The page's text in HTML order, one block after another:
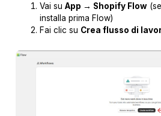
Vai su App → Shopify Flow(se
installa prima Flow)
Fai clic su Crea flusso di